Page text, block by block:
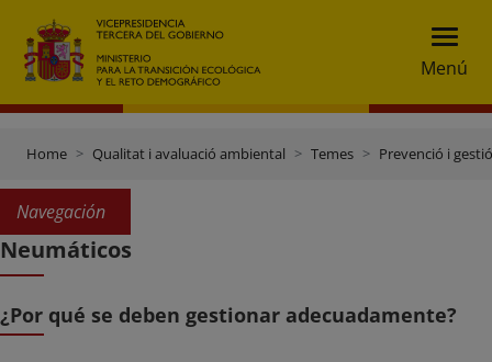
Menú
Home Qualitat i avaluació ambiental Temes Prevenció i
Navegación
Neumáticos
¿Por qué se deben gestionar adecuadamente?